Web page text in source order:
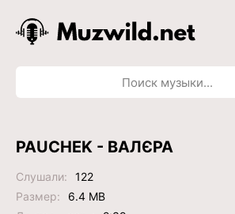
PAUCHEK - ВАЛЄРА
Слушали:
122
Размер:
6.4 MB